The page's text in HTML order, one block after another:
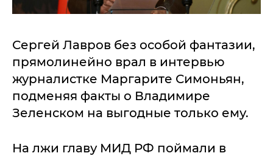
Сергей Лавров без особой фантазии,
прямолинейно врал в интервью
журналистке Маргарите Симоньян,
подменяя факты о Владимире
Зеленском на выгодные только ему.
На лжи главу МИД РФ поймали в